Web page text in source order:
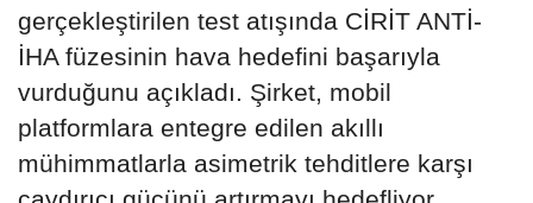
gerçekleştirilen test atışında CİRİT ANTİ-
İHA füzesinin hava hedefini başarıyla
vurduğunu açıkladı. Şirket, mobil
platformlara entegre edilen akıllı
mühimmatlarla asimetrik tehditlere karşı